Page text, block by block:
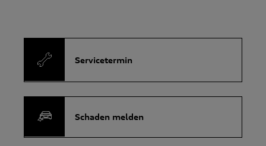
Servicetermin
Schaden melden